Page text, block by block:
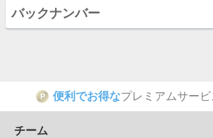
バックナンバー
P 便利でお得なプレミアムサー
チーム